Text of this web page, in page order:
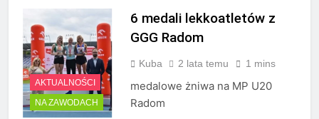
AKTUALNOŚCI
NA ZAWODACH
6 medali lekkoatletów z
GGG Radom
Kuba 2 lata temu 1 mins
medalowe żniwa na MP U20
Radom